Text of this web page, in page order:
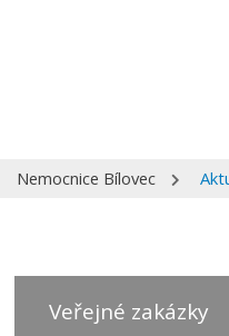
Nemocnice Bílovec
Veřejné zakázky